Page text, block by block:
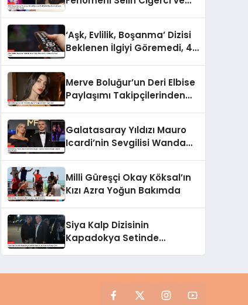
Yasağı
‘Aşk, Evlilik, Boşanma’ Dizisi
Beklenen İlgiyi Göremedi, 4.
Merve Boluğur’un Deri Elbise
Paylaşımı Takipçilerinden
Galatasaray Yıldızı Mauro
Icardi’nin Sevgilisi Wanda
Milli Güreşçi Okay Köksal’ın
Kızı Azra Yoğun Bakımda
Siya Kalp Dizisinin
Kapadokya Setinde